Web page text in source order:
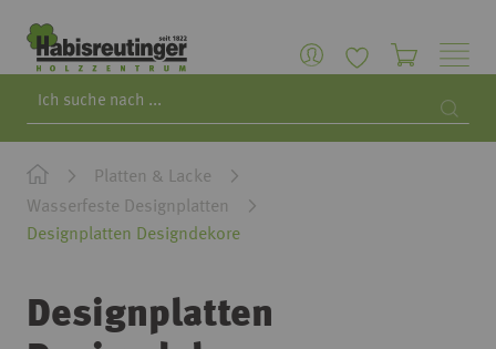
Platten & Lacke
Wasserfeste Designplatten
Designplatten Designdekore
Designplatten